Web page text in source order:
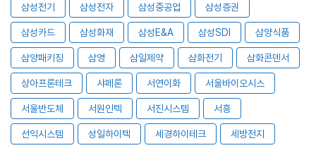
삼성전기 삼성전자 삼성중공업 삼성증권
삼성카드 삼성화재 삼성E&A 삼성SDI 삼양식품
삼양패키징 삼영 삼일제약 삼화전기 삼화콘덴서
상아프론테크 샤페론 서연이화 서울바이오시스
서울반도체 서원인텍 서진시스템 서흥
선익시스템 성일하이텍 세경하이테크 세방전지